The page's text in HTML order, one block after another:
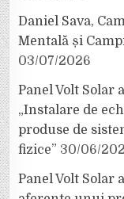
Daniel Sava,
Mentală și
03/07/2026
Panel Volt
„Instalare de
produse de
fizice” 30/06/
Panel Volt